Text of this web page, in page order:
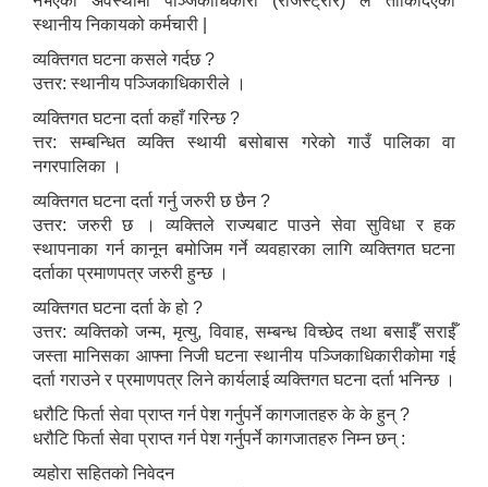
स्थानीय निकायको कर्मचारी |
व्यक्तिगत घटना कसले गर्दछ ?
उत्तर: स्थानीय पञ्जिकाधिकारीले ।
व्यक्तिगत घटना दर्ता कहाँ गरिन्छ ?
त्तर: सम्बन्धित व्यक्ति स्थायी बसोबास गरेको गाउँ पालिका वा
नगरपालिका ।
व्यक्तिगत घटना दर्ता गर्नु जरुरी छ छैन ?
उत्तर: जरुरी छ । व्यक्तिले राज्यबाट पाउने सेवा सुविधा र हक
स्थापनाका गर्न कानून बमोजिम गर्ने व्यवहारका लागि व्यक्तिगत घटना
दर्ताका प्रमाणपत्र जरुरी हुन्छ ।
व्यक्तिगत घटना दर्ता के हो ?
उत्तर: व्यक्तिको जन्म, मृत्यु, विवाह, सम्बन्ध विच्छेद तथा बसाईँ सराईँ
जस्ता मानिसका आफ्ना निजी घटना स्थानीय पञ्जिकाधिकारीकोमा गई
दर्ता गराउने र प्रमाणपत्र लिने कार्यलाई व्यक्तिगत घटना दर्ता भनिन्छ ।
धरौटि फिर्ता सेवा प्राप्त गर्न पेश गर्नुपर्ने कागजातहरु के के हुन् ?
धरौटि फिर्ता सेवा प्राप्त गर्न पेश गर्नुपर्ने कागजातहरु निम्न छन् :
व्यहोरा सहितको निवेदन